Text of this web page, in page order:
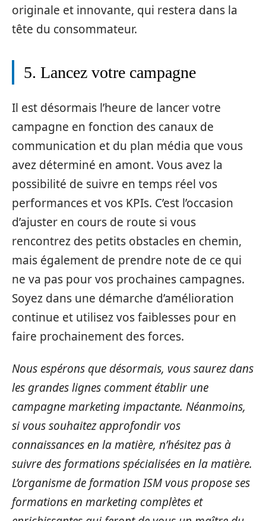
originale et innovante, qui restera dans la
tête du consommateur.
5. Lancez votre campagne
Il est désormais l’heure de lancer votre
campagne en fonction des canaux de
communication et du plan média que vous
avez déterminé en amont. Vous avez la
possibilité de suivre en temps réel vos
performances et vos KPIs. C’est l’occasion
d’ajuster en cours de route si vous
rencontrez des petits obstacles en chemin,
mais également de prendre note de ce qui
ne va pas pour vos prochaines campagnes.
Soyez dans une démarche d’amélioration
continue et utilisez vos faiblesses pour en
faire prochainement des forces.
Nous espérons que désormais, vous saurez dans
les grandes lignes comment établir une
campagne marketing impactante. Néanmoins,
si vous souhaitez approfondir vos
connaissances en la matière, n’hésitez pas à
suivre des formations spécialisées en la matière.
L’organisme de formation ISM vous propose ses
formations en marketing complètes et